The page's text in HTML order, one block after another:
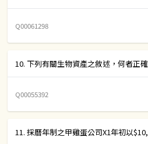
Q00061298
10. 下列有關生物資產之敘述，何者正
Q00055392
11. 採曆年制之甲雞蛋公司X1年初以